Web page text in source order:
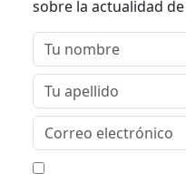
sobre la actualidad de